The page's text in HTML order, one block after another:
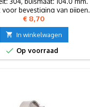
voor bevestiging van pijpen.
Prijs
€ 8,70
 In winkelwagen
 Op voorraad